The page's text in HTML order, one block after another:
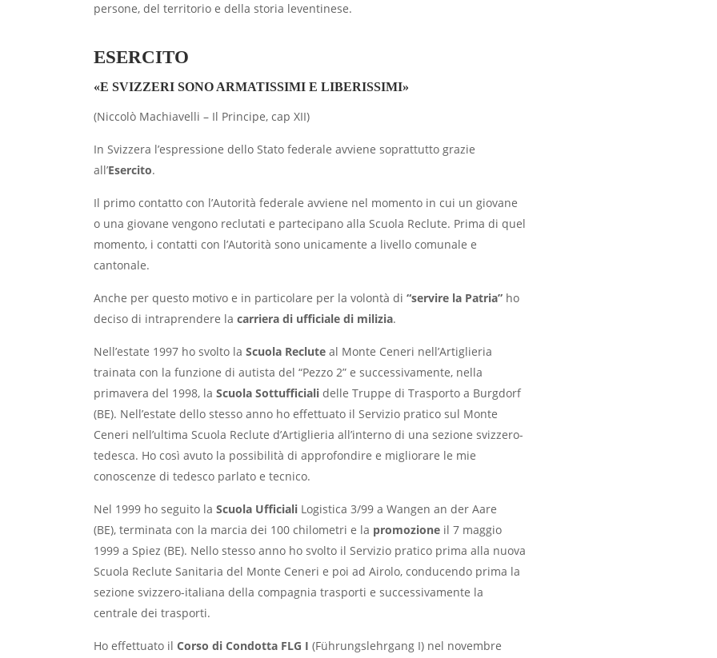
persone, del territorio e della storia leventinese.
ESERCITO
«E SVIZZERI SONO ARMATISSIMI E LIBERISSIMI»
(Niccolò Machiavelli – Il Principe, cap XII)
In Svizzera l’espressione dello Stato federale avviene soprattutto grazie
all’Esercito.
Il primo contatto con l’Autorità federale avviene nel momento in cui un giovane
o una giovane vengono reclutati e partecipano alla Scuola Reclute. Prima di quel
momento, i contatti con l’Autorità sono unicamente a livello comunale e
cantonale.
Anche per questo motivo e in particolare per la volontà di “servire la Patria” ho
deciso di intraprendere la carriera di ufficiale di milizia.
Nell’estate 1997 ho svolto la Scuola Reclute al Monte Ceneri nell’Artiglieria
trainata con la funzione di autista del “Pezzo 2” e successivamente, nella
primavera del 1998, la Scuola Sottufficiali delle Truppe di Trasporto a Burgdorf
(BE). Nell’estate dello stesso anno ho effettuato il Servizio pratico sul Monte
Ceneri nell’ultima Scuola Reclute d’Artiglieria all’interno di una sezione svizzero-
tedesca. Ho così avuto la possibilità di approfondire e migliorare le mie
conoscenze di tedesco parlato e tecnico.
Nel 1999 ho seguito la Scuola Ufficiali Logistica 3/99 a Wangen an der Aare
(BE), terminata con la marcia dei 100 chilometri e la promozione il 7 maggio
1999 a Spiez (BE). Nello stesso anno ho svolto il Servizio pratico prima alla nuova
Scuola Reclute Sanitaria del Monte Ceneri e poi ad Airolo, conducendo prima la
sezione svizzero-italiana della compagnia trasporti e successivamente la
centrale dei trasporti.
Ho effettuato il Corso di Condotta FLG I (Führungslehrgang I) nel novembre